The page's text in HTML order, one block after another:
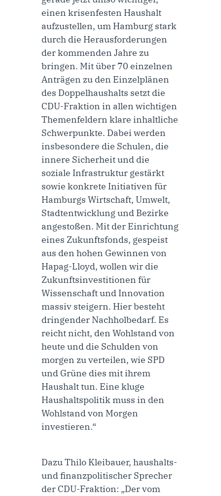
einen krisenfesten Haushalt
aufzustellen, um Hamburg stark
durch die Herausforderungen
der kommenden Jahre zu
bringen. Mit über 70 einzelnen
Anträgen zu den Einzelplänen
des Doppelhaushalts setzt die
CDU-Fraktion in allen wichtigen
Themenfeldern klare inhaltliche
Schwerpunkte. Dabei werden
insbesondere die Schulen, die
innere Sicherheit und die
soziale Infrastruktur gestärkt
sowie konkrete Initiativen für
Hamburgs Wirtschaft, Umwelt,
Stadtentwicklung und Bezirke
angestoßen. Mit der Einrichtung
eines Zukunftsfonds, gespeist
aus den hohen Gewinnen von
Hapag-Lloyd, wollen wir die
Zukunftsinvestitionen für
Wissenschaft und Innovation
massiv steigern. Hier besteht
dringender Nachholbedarf. Es
reicht nicht, den Wohlstand von
heute und die Schulden von
morgen zu verteilen, wie SPD
und Grüne dies mit ihrem
Haushalt tun. Eine kluge
Haushaltspolitik muss in den
Wohlstand von Morgen
investieren.“
DazuThilo Kleibauer, haushalts-
und finanzpolitischer Sprecher
der CDU-Fraktion: „Der vom